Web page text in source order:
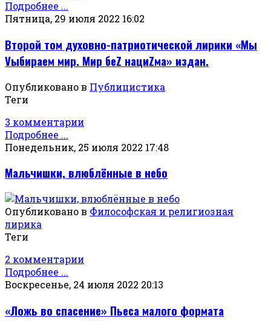
Подробнее ...
Пятница, 29 июля 2022 16:02
Второй том духовно-патриотической лирики «Мы
Vыбираем мир. Мир беZ нациZма» издан.
Опубликовано в Публицистика
Теги
3 комментарии
Подробнее ...
Понедельник, 25 июля 2022 17:48
Мальчишки, влюблённые в небо
Опубликовано в Философская и религиозная
лирика
Теги
2 комментарии
Подробнее ...
Воскресенье, 24 июля 2022 20:13
«Ложь во спасение» Пьеса малого формата